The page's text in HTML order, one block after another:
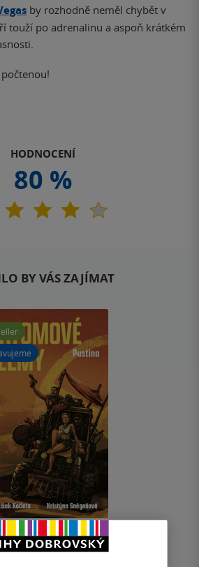
by rozhodně neměl chybět v
touží po adrenalinu a aspoň krátkém
HODNOCENÍ
80 %
BY VÁS ZAJÍMAT
šelmy: Pustina